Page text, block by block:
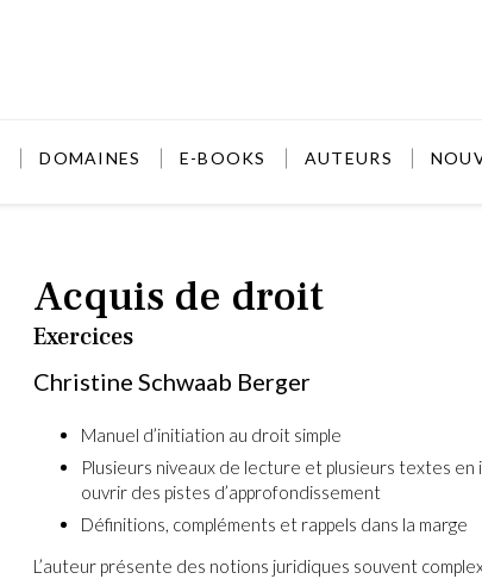
DOMAINES E-BOOKS AUTEURS
Acquis de droit
Exercices
Christine Schwaab Berger
Manuel d’initiation au droit simple
Plusieurs niveaux de lecture et plusieurs textes en
ouvrir des pistes d’approfondissement
Définitions, compléments et rappels dans la marge
L’auteur présente des notions juridiques souvent